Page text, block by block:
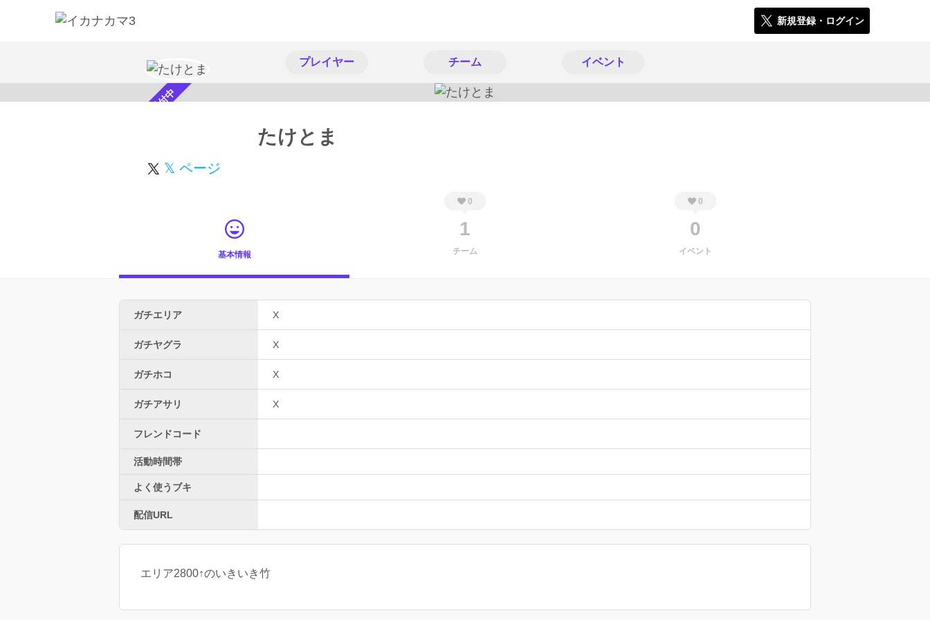
新規登録・ログイン
プレイヤー チーム イベント
スカウト受付中 たけとま
𝕏 ページ
基本情報
0
1
チーム
0
0
イベント
ガチエリア X
ガチヤグラ X
ガチホコ X
ガチアサリ X
フレンドコード
活動時間帯
よく使うブキ
配信URL
エリア2800↑のいきいき竹